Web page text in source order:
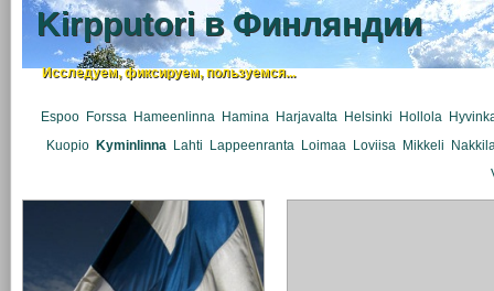
Kirpputori в Финляндии
Исследуем, фиксируем, пользуемся...
Espoo Forssa Hameenlinna Hamina Harjavalta Helsinki Hollola
Kuopio
Kyminlinna Lahti Lappeenranta Loimaa Loviisa Mikkeli